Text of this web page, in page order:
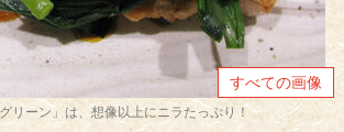
すべての画像
リーン」は、想像以上にニラたっぷり！